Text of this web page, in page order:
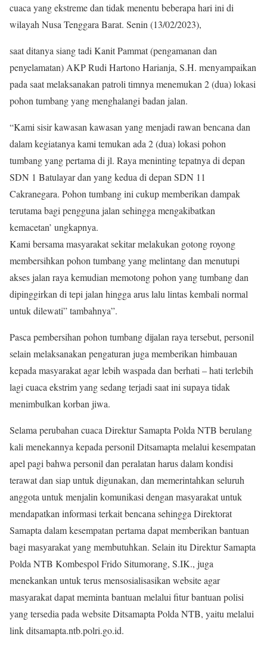
cuaca yang ekstreme dan tidak menentu beberapa hari ini di
wilayah Nusa Tenggara Barat. Senin (13/02/2023),
saat ditanya siang tadi Kanit Pammat (pengamanan dan
penyelamatan) AKP Rudi Hartono Harianja, S.H. menyampaikan
pada saat melaksanakan patroli timnya menemukan 2 (dua) lokasi
pohon tumbang yang menghalangi badan jalan.
“Kami sisir kawasan kawasan yang menjadi rawan bencana dan
dalam kegiatanya kami temukan ada 2 (dua) lokasi pohon
tumbang yang pertama di jl. Raya meninting tepatnya di depan
SDN 1 Batulayar dan yang kedua di depan SDN 11
Cakranegara. Pohon tumbang ini cukup memberikan dampak
terutama bagi pengguna jalan sehingga mengakibatkan
kemacetan’ ungkapnya.
Kami bersama masyarakat sekitar melakukan gotong royong
membersihkan pohon tumbang yang melintang dan menutupi
akses jalan raya kemudian memotong pohon yang tumbang dan
dipinggirkan di tepi jalan hingga arus lalu lintas kembali normal
untuk dilewati” tambahnya”.
Pasca pembersihan pohon tumbang dijalan raya tersebut, personil
selain melaksanakan pengaturan juga memberikan himbauan
kepada masyarakat agar lebih waspada dan berhati – hati terlebih
lagi cuaca ekstrim yang sedang terjadi saat ini supaya tidak
menimbulkan korban jiwa.
Selama perubahan cuaca Direktur Samapta Polda NTB berulang
kali menekannya kepada personil Ditsamapta melalui kesempatan
apel pagi bahwa personil dan peralatan harus dalam kondisi
terawat dan siap untuk digunakan, dan memerintahkan seluruh
anggota untuk menjalin komunikasi dengan masyarakat untuk
mendapatkan informasi terkait bencana sehingga Direktorat
Samapta dalam kesempatan pertama dapat memberikan bantuan
bagi masyarakat yang membutuhkan. Selain itu Direktur Samapta
Polda NTB Kombespol Frido Situmorang, S.IK., juga
menekankan untuk terus mensosialisasikan website agar
masyarakat dapat meminta bantuan melalui fitur bantuan polisi
yang tersedia pada website Ditsamapta Polda NTB, yaitu melalui
link ditsamapta.ntb.polri.go.id.